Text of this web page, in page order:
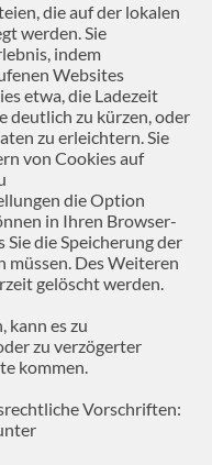
die auf der lokalen
werden. Sie
indem
Websites
etwa, die Ladezeit
deutlich zu kürzen, oder
zu erleichtern. Sie
von Cookies auf
die Option
in Ihren Browser-
die Speicherung der
müssen. Des Weiteren
gelöscht werden.
kann es zu
zu verzögerter
kommen.
Vorschriften: